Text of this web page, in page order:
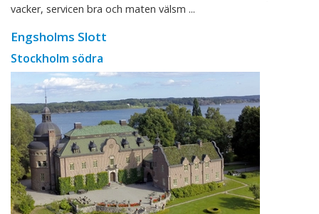
vacker, servicen bra och maten välsm ...
Engsholms Slott
Stockholm södra